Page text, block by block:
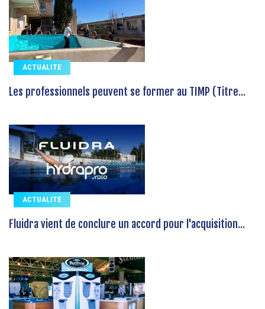
ACTUALITE
Les professionnels peuvent se former au TIMP (Titre...
ACTUALITE
Fluidra vient de conclure un accord pour l'acquisition...